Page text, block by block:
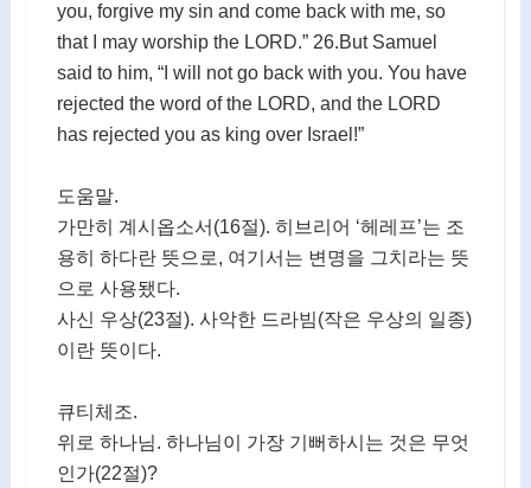
you, forgive my sin and come back with me, so
that I may worship the LORD.” 26.But Samuel
said to him, “I will not go back with you. You have
rejected the word of the LORD, and the LORD
has rejected you as king over Israel!”
도움말.
가만히 계시옵소서(16절). 히브리어 ‘헤레프’는 조
용히 하다란 뜻으로, 여기서는 변명을 그치라는 뜻
으로 사용됐다.
사신 우상(23절). 사악한 드라빔(작은 우상의 일종)
이란 뜻이다.
큐티체조.
위로 하나님. 하나님이 가장 기뻐하시는 것은 무엇
인가(22절)?